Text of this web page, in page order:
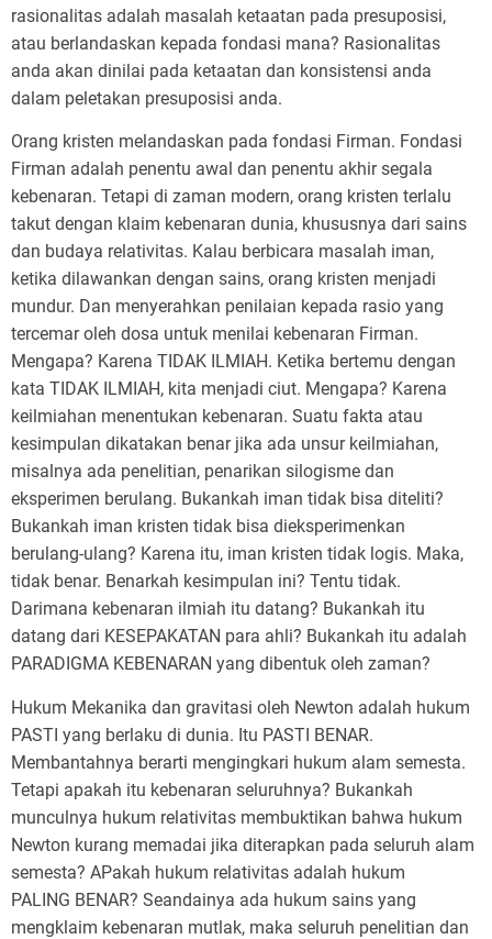
rasionalitas adalah masalah ketaatan pada presuposisi,
atau berlandaskan kepada fondasi mana? Rasionalitas
anda akan dinilai pada ketaatan dan konsistensi anda
dalam peletakan presuposisi anda.
Orang kristen melandaskan pada fondasi Firman. Fondasi
Firman adalah penentu awal dan penentu akhir segala
kebenaran. Tetapi di zaman modern, orang kristen terlalu
takut dengan klaim kebenaran dunia, khususnya dari sains
dan budaya relativitas. Kalau berbicara masalah iman,
ketika dilawankan dengan sains, orang kristen menjadi
mundur. Dan menyerahkan penilaian kepada rasio yang
tercemar oleh dosa untuk menilai kebenaran Firman.
Mengapa? Karena TIDAK ILMIAH. Ketika bertemu dengan
kata TIDAK ILMIAH, kita menjadi ciut. Mengapa? Karena
keilmiahan menentukan kebenaran. Suatu fakta atau
kesimpulan dikatakan benar jika ada unsur keilmiahan,
misalnya ada penelitian, penarikan silogisme dan
eksperimen berulang. Bukankah iman tidak bisa diteliti?
Bukankah iman kristen tidak bisa dieksperimenkan
berulang-ulang? Karena itu, iman kristen tidak logis. Maka,
tidak benar. Benarkah kesimpulan ini? Tentu tidak.
Darimana kebenaran ilmiah itu datang? Bukankah itu
datang dari KESEPAKATAN para ahli? Bukankah itu adalah
PARADIGMA KEBENARAN yang dibentuk oleh zaman?
Hukum Mekanika dan gravitasi oleh Newton adalah hukum
PASTI yang berlaku di dunia. Itu PASTI BENAR.
Membantahnya berarti mengingkari hukum alam semesta.
Tetapi apakah itu kebenaran seluruhnya? Bukankah
munculnya hukum relativitas membuktikan bahwa hukum
Newton kurang memadai jika diterapkan pada seluruh alam
semesta? APakah hukum relativitas adalah hukum
PALING BENAR? Seandainya ada hukum sains yang
mengklaim kebenaran mutlak, maka seluruh penelitian dan